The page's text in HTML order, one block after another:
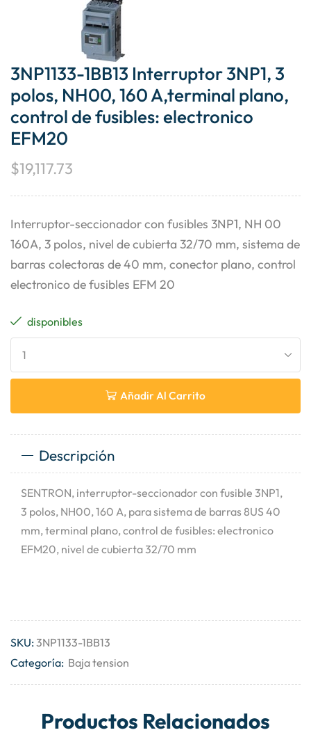
3NP1133-1BB13 Interruptor 3NP1, 3
polos, NH00, 160 A,terminal plano,
control de fusibles: electronico
EFM20
$19,117.73
Interruptor-seccionador con fusibles 3NP1, NH 00
160A, 3 polos, nivel de cubierta 32/70 mm, sistema de
barras colectoras de 40 mm, conector plano, control
electronico de fusibles EFM 20
disponibles
Añadir Al Carrito
Descripción
SENTRON, interruptor-seccionador con fusible 3NP1,
3 polos, NH00, 160 A, para sistema de barras 8US 40
mm, terminal plano, control de fusibles: electronico
EFM20, nivel de cubierta 32/70 mm
SKU:3NP1133-1BB13
Categoría: Baja tension
Productos Relacionados